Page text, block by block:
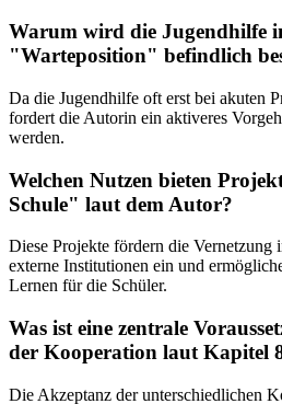
Warum wird die Jugendhilfe
"Warteposition" befindlich
Da die Jugendhilfe oft erst bei akuten
fordert die Autorin ein aktiveres
werden.
Welchen Nutzen bieten
Schule" laut dem Autor?
Diese Projekte fördern die Vernetzung
externe Institutionen ein und
Lernen für die Schüler.
Was ist eine zentrale
der Kooperation laut Kapitel
Die Akzeptanz der unterschiedlichen